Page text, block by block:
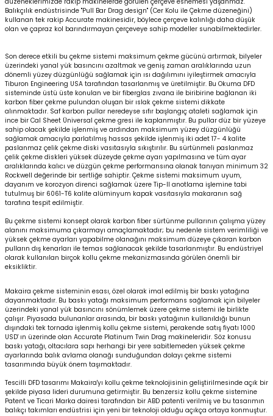
Balıkçılık endüstrisinde "Pull Bar Drag design" (Cer Kolu ile Çekme düzeneğini)
kullanan tek rakip Accurate makinesidir, böylece çerçeve kalınlığı daha düşük
olan ve çapraz kol barındırmayan çerçeveye sahip modeller sunabilmektedirler.
Son derece etkili bu çekme sistemi maksimum çekme gücünü artırmak, bilyeler
üzerindeki yanal yük basıncını azaltmak ve geniş zaman aralıklarında uzun
dönemli yüzey düzgünlüğü sağlamak için ısı dağılımını iyileştirmek amacıyla
Tiburon Engineering USA tarafından tasarlanmış ve üretilmiştir. Bu Okuma DFD
sisteminde üstü üste konulan ve bir fiberglas zıvana ile biribirine bağlanan iki
karbon fiber çekme pulundan oluşan bir ıslak çekme sistemi dikkate
alınmaktadır. Saf karbon pullar neredeyse sıfır başlangıç ataleti sağlamak için
ince bir Cal Sheet Üniversal çekme gresi ile kaplanmıştır. Bu pullar düz bir yüzeye
sahip olacak şekilde işlenmiş ve ardından maksimum yüzey düzgünlüğü
sağlamak amacıyla parlatılmış hassas şekilde işlenmiş iki adet 17- 4 kalite
paslanmaz çelik çekme diski vasıtasıyla sıkıştırılır. Bu sürtünmeli paslanmaz
çelik çekme diskleri yüksek düzeyde çekme ayarı yapılmasına ve tüm ayar
aralıklarında kalıcı ve düzgün çekme performansına olanak tanıyan minimum 32
Rockwell değerinde bir sertliğe sahiptir. Çekme sistemi maksimum uyum,
dayanım ve korozyon direnci sağlamak üzere Tip-II anotlama işlemine tabi
tutulmuş bir 6061-T6 kalite alüminyum kapak vasıtasıyla makaranın sağ
tarafına tespit edilmiştir.
Bu çekme sistemi konsept olarak karbon fiber sürtünme pullarının çalışma yüzey
alanını maksimuma çıkarmayı amaçlamaktadır; bu nedenle sistem verimliliği ve
yüksek çekme ayarları yapabilme olanağını maksimum düzeye çıkaran karbon
pulların dış kenarları ile temas sağlanacak şekilde tasarlanmıştır. Bu endüstriyel
olarak kullanılan birçok kollu çekme mekanizmasında görülen önemli bir
eksikliktir.
Makaira çekme sisteminin esası, özel olarak imal edilmiş bir baskı yatağına
dayanmaktadır. Bu baskı yatağı maksimum performans sağlamak için bilyeler
üzerindeki yanal yük basıncını sönümlemek üzere çekme sistemi ile birlikte
çalışır. Piyasada bulunanlar arasında, bir baskı yatağının kullanıldığı bunun
dışındaki tek tornada işlenmiş kollu çekme sistemi, perakende satış fiyatı 1000
USD' ın üzerinde olan Accurate Platinum Twin Drag makineleridir. Söz konusu
baskı yatağı, oltacılara sapı herhangi bir yere sabitlemeden yüksek çekme
ayarlarında balık avlama olanağı sunduğundan dolayı çekme sistemi
tasarımında büyük önem taşımaktadır.
Tescilli DFD tasarımı Makaira'yı kollu çekme teknolojisinin geliştirilmesinde açık bir
şekilde piyasa lideri durumuna getirmiştir. Bu benzersiz kollu çekme sistemine
Patent ve Ticari Marka dairesi tarafından bir ABD patenti verilmiş ve bu tasarımın
balıkçı takımları endüstrisi için yeni bir teknoloji olduğu açıkça ortaya konmuştur.